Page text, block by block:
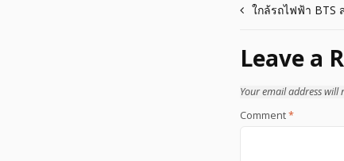
Post
ใกล้รถไฟฟ้า BTS
Leave a
Your email address will
Comment*